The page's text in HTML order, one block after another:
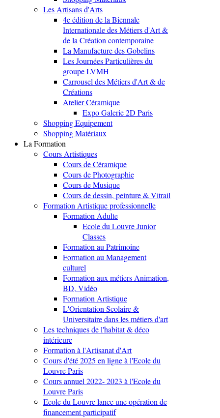
Les Artisans d'Arts
4e édition de la Biennale
Internationale des Métiers d'Art &
de la Création contemporaine
La Manufacture des Gobelins
Les Journées Particulières du
groupe LVMH
Carrousel des Métiers d'Art & de
Créations
Atelier Céramique
Expo Galerie 2D Paris
Shopping Equipement
Shopping Matériaux
La Formation
Cours Artistiques
Cours de Céramique
Cours de Photographie
Cours de Musique
Cours de dessin, peinture & Vitrail
Formation Artistique professionnelle
Formation Adulte
Ecole du Louvre Junior
Classes
Formation au Patrimoine
Formation au Management
culturel
Formation aux métiers Animation,
BD, Vidéo
Formation Artistique
L'Orientation Scolaire &
Universitaire dans les métiers d'art
Les techniques de l'habitat & déco
intérieure
Formation à l'Artisanat d'Art
Cours d'été 2025 en ligne à l'Ecole du
Louvre Paris
Cours annuel 2022- 2023 à l'Ecole du
Louvre Paris
Ecole du Louvre lance une opération de
financement participatif